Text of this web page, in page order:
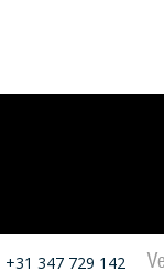
+31 347 729 142